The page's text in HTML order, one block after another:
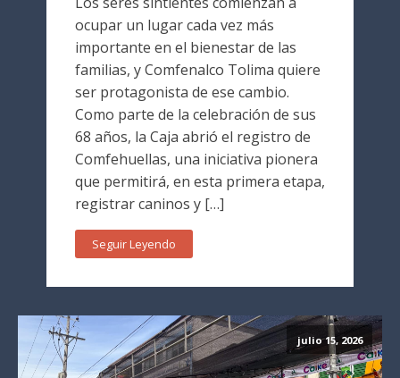
ocupar un lugar cada vez más
importante en el bienestar de las
familias, y Comfenalco Tolima quiere
ser protagonista de ese cambio.
Como parte de la celebración de sus
68 años, la Caja abrió el registro de
Comfehuellas, una iniciativa pionera
que permitirá, en esta primera etapa,
registrar caninos y […]
Seguir Leyendo
julio 15, 2026